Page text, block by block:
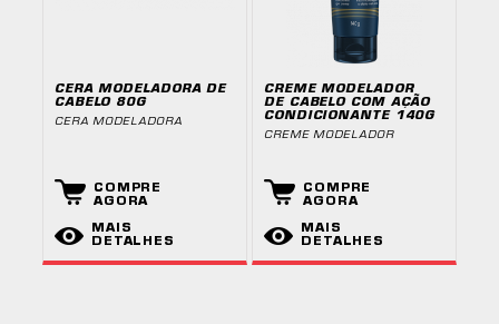
CERA MODELADORA DE
CABELO 80G
CERA MODELADORA
COMPRE
AGORA
MAIS
DETALHES
CREME MODELADOR
DE CABELO COM AÇÃO
CONDICIONANTE 140G
CREME MODELADOR
COMPRE
AGORA
MAIS
DETALHES